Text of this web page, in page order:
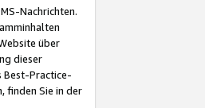
Nachrichten.
über
dieser
Best-Practice-
finden Sie in der